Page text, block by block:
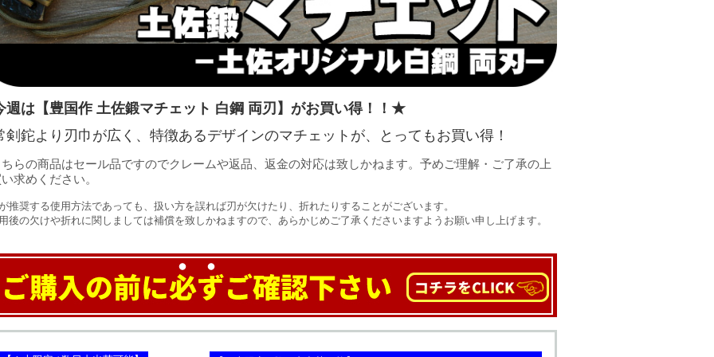
は【豊国作 土佐鍛マチェット 白鋼 両刃】がお買い得！！★
剣鉈より刃巾が広く、特徴あるデザインのマチェットが、とってもお買い得！
らの商品はセール品ですのでクレームや返品、返金の対応は致しかねます。予めご理解・ご了承の上
求めください。
推奨する使用方法であっても、扱い方を誤れば刃が欠けたり、折れたりすることがございます。
後の欠けや折れに関しましては補償を致しかねますので、あらかじめご了承くださいますようお願い申し上げます。